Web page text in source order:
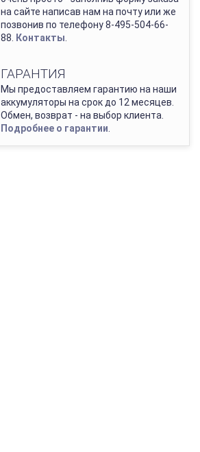
на сайте написав нам на почту или же
позвонив по телефону 8-495-504-66-
88.
Контакты
ГАРАНТИЯ
Мы предоставляем гарантию на наши
аккумуляторы на срок до 12 месяцев.
Обмен, возврат - на выбор клиента.
Подробнее о гарантии